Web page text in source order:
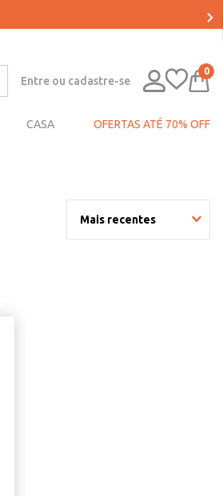
Entre ou cadastre-se
0
CASA OFERTAS ATÉ 70% OFF
Mais recentes